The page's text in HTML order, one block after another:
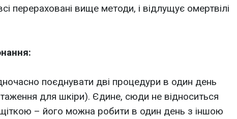
перераховані вище методи, і відлущує омертвілі
поєднувати дві процедури в один день
для шкіри). Єдине, сюди не відноситься
– його можна робити в один день з іншою